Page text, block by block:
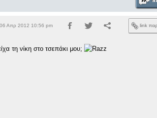
Απρ 2012 10:56 pm link
τη νίκη στο τσεπάκι μου;